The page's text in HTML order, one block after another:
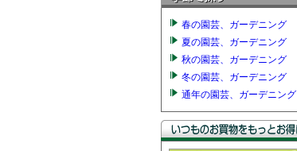
春の園芸、ガーデニング
夏の園芸、ガーデニング
秋の園芸、ガーデニング
冬の園芸、ガーデニング
通年の園芸、ガーデニング